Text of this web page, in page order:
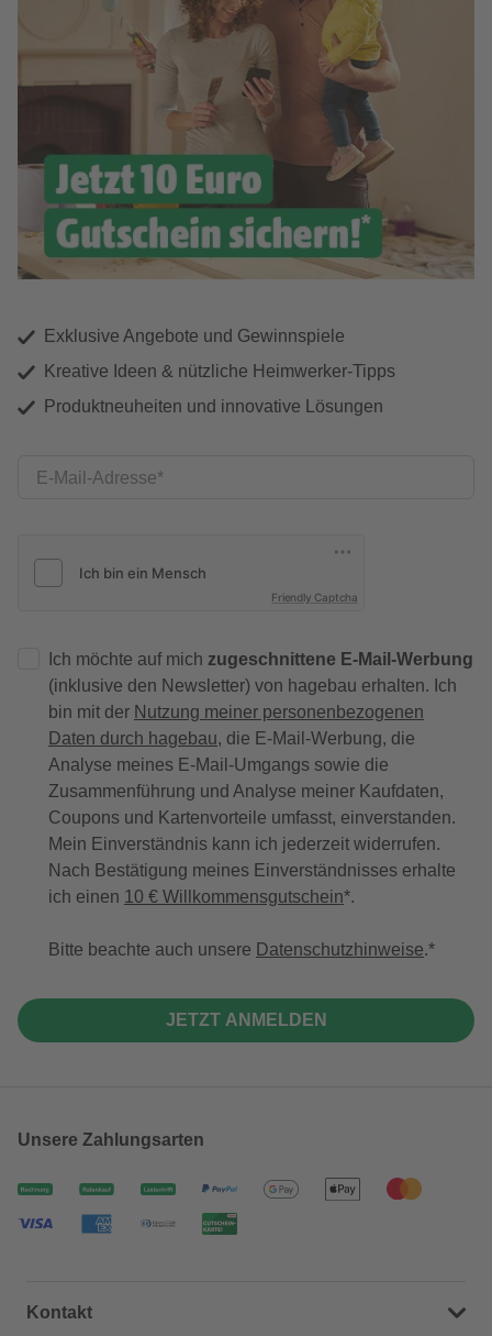
Exklusive Angebote und Gewinnspiele
Kreative Ideen & nützliche Heimwerker-Tipps
Produktneuheiten und innovative Lösungen
E-Mail-Adresse
Friendly Captcha
Ich möchte auf mich zugeschnittene E-Mail-Werbung
(inklusive den Newsletter) von hagebau erhalten. Ich
bin mit der Nutzung meiner personenbezogenen
Daten durch hagebau, die E-Mail-Werbung, die
Analyse meines E-Mail-Umgangs sowie die
Zusammenführung und Analyse meiner Kaufdaten,
Coupons und Kartenvorteile umfasst, einverstanden.
Mein Einverständnis kann ich jederzeit widerrufen.
Nach Bestätigung meines Einverständnisses erhalte
ich einen 10 € Willkommensgutschein*.
Bitte beachte auch unsere Datenschutzhinweise.
JETZT ANMELDEN
Unsere Zahlungsarten
Kontakt